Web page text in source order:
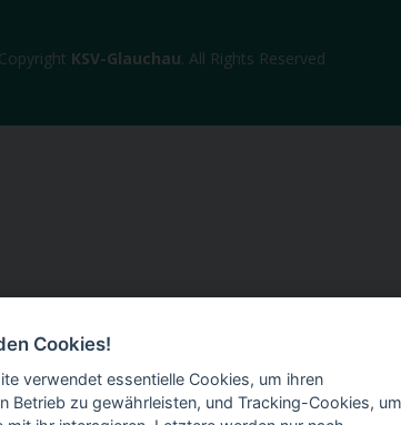
KSV-Glauchau. All Rights Reserved
Cookies!
verwendet essentielle Cookies, um ihren
Betrieb zu gewährleisten, und Tracking-Cookies,